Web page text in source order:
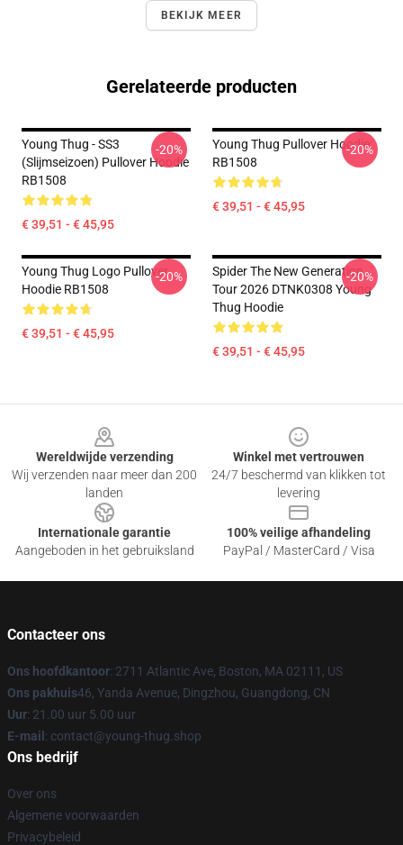
BEKIJK MEER
Gerelateerde producten
Young Thug - SS3
(Slijmseizoen) Pullover Hoodie
RB1508
€ 39,51 - € 45,95
-20%
Young Thug Pullover Hoodie
RB1508
€ 39,51 - € 45,95
-20%
Young Thug Logo Pullover
Hoodie RB1508
€ 39,51 - € 45,95
-20%
Spider The New Generation
Tour 2026 DTNK0308 Young
Thug Hoodie
€ 39,51 - € 45,95
-20%
Wereldwijde verzending
Wij verzenden naar meer dan 200
landen
Winkel met vertrouwen
24/7 beschermd van klikken tot
levering
Internationale garantie
Aangeboden in het gebruiksland
100% veilige afhandeling
PayPal / MasterCard / Visa
Contacteer ons
Ons hoofdkantoor: 2711 Atlantic Ave, Boston, MA 02111, US
Ons pakhuis46, Yanda Avenue, Dingzhou, Guangdong, CN
Uur: 21.00 uur 5.00 uur
E-mail : contact@young-thug.shop
Ons bedrijf
Over ons
Algemene voorwaarden
Privacybeleid